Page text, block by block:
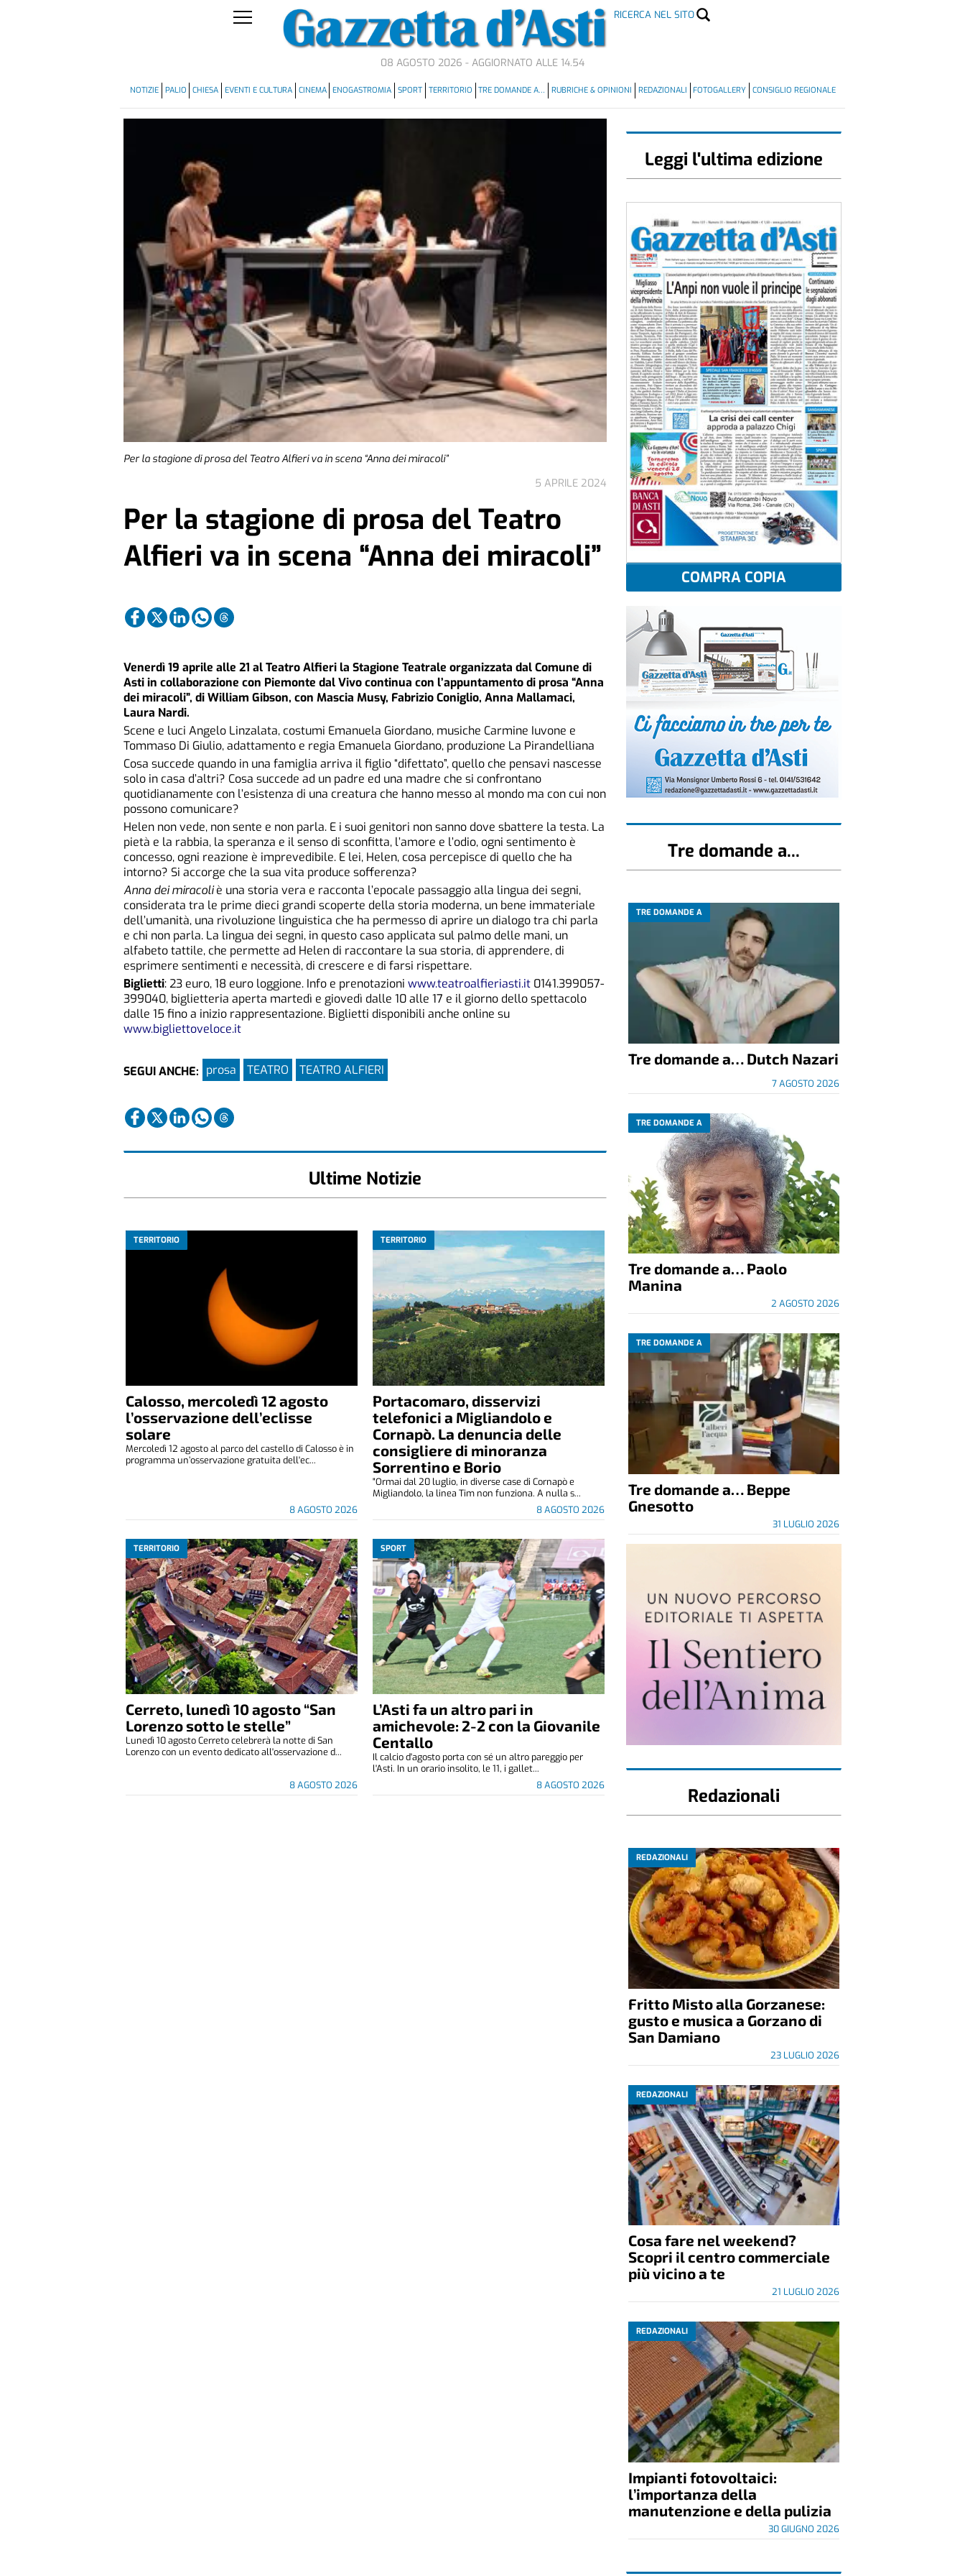
RICERCA NEL SITO
08 AGOSTO 2026 - AGGIORNATO ALLE 14.54
NOTIZIE PALIO CHIESA EVENTI E CULTURA CINEMA ENOGASTROMIA SPORT TERRITORIO TRE DOMANDE A… RUBRICHE & OPINIONI REDAZIONALI FOTOGALLERY CONSIGLIO REGIONALE
Per la stagione di prosa del Teatro Alfieri va in scena “Anna dei miracoli”
5 APRILE 2024
Per la stagione di prosa del Teatro
Alfieri va in scena “Anna dei miracoli”
Venerdì 19 aprile alle 21 al Teatro Alfieri la Stagione Teatrale organizzata dal Comune di
Asti in collaborazione con Piemonte dal Vivo continua con l’appuntamento di prosa “Anna
dei miracoli”, di William Gibson, con Mascia Musy, Fabrizio Coniglio, Anna Mallamaci,
Laura Nardi.
Scene e luci Angelo Linzalata, costumi Emanuela Giordano, musiche Carmine Iuvone e
Tommaso Di Giulio, adattamento e regia Emanuela Giordano, produzione La Pirandelliana
Cosa succede quando in una famiglia arriva il figlio “difettato”, quello che pensavi nascesse
solo in casa d’altri? Cosa succede ad un padre ed una madre che si confrontano
quotidianamente con l’esistenza di una creatura che hanno messo al mondo ma con cui non
possono comunicare?
Helen non vede, non sente e non parla. E i suoi genitori non sanno dove sbattere la testa. La
pietà e la rabbia, la speranza e il senso di sconfitta, l’amore e l’odio, ogni sentimento è
concesso, ogni reazione è imprevedibile. E lei, Helen, cosa percepisce di quello che ha
intorno? Si accorge che la sua vita produce sofferenza?
Anna dei miracoliè una storia vera e racconta l’epocale passaggio alla lingua dei segni,
considerata tra le prime dieci grandi scoperte della storia moderna, un bene immateriale
dell’umanità, una rivoluzione linguistica che ha permesso di aprire un dialogo tra chi parla
e chi non parla. La lingua dei segni, in questo caso applicata sul palmo delle mani, un
alfabeto tattile, che permette ad Helen di raccontare la sua storia, di apprendere, di
esprimere sentimenti e necessità, di crescere e di farsi rispettare.
Biglietti: 23 euro, 18 euro loggione. Info e prenotazioni www.teatroalfieriasti.it 0141.399057-
399040, biglietteria aperta martedì e giovedì dalle 10 alle 17 e il giorno dello spettacolo
dalle 15 fino a inizio rappresentazione. Biglietti disponibili anche online su
www.bigliettoveloce.it
SEGUI ANCHE: prosa TEATRO TEATRO ALFIERI
Ultime Notizie
TERRITORIO
Calosso, mercoledì 12 agosto
l’osservazione dell’eclisse
solare
8 AGOSTO 2026
Mercoledì 12 agosto al parco del castello di Calosso è in
programma un’osservazione gratuita dell'ec...
TERRITORIO
Portacomaro, disservizi
telefonici a Migliandolo e
Cornapò. La denuncia delle
consigliere di minoranza
Sorrentino e Borio
8 AGOSTO 2026
"Ormai dal 20 luglio, in diverse case di Cornapò e
Migliandolo, la linea Tim non funziona. A nulla s...
TERRITORIO
Cerreto, lunedì 10 agosto “San
Lorenzo sotto le stelle”
8 AGOSTO 2026
Lunedì 10 agosto Cerreto celebrerà la notte di San
Lorenzo con un evento dedicato all'osservazione d...
SPORT
L’Asti fa un altro pari in
amichevole: 2-2 con la Giovanile
Centallo
8 AGOSTO 2026
Il calcio d'agosto porta con sé un altro pareggio per
l'Asti. In un orario insolito, le 11, i gallet...
Leggi l'ultima edizione
COMPRA COPIA
Tre domande a...
TRE DOMANDE A
Tre domande a… Dutch Nazari
7 AGOSTO 2026
TRE DOMANDE A
Tre domande a… Paolo
Manina
2 AGOSTO 2026
TRE DOMANDE A
Tre domande a… Beppe
Gnesotto
31 LUGLIO 2026
Redazionali
REDAZIONALI
Fritto Misto alla Gorzanese:
gusto e musica a Gorzano di
San Damiano
23 LUGLIO 2026
REDAZIONALI
Cosa fare nel weekend?
Scopri il centro commerciale
più vicino a te
21 LUGLIO 2026
REDAZIONALI
Impianti fotovoltaici:
l’importanza della
manutenzione e della pulizia
30 GIUGNO 2026